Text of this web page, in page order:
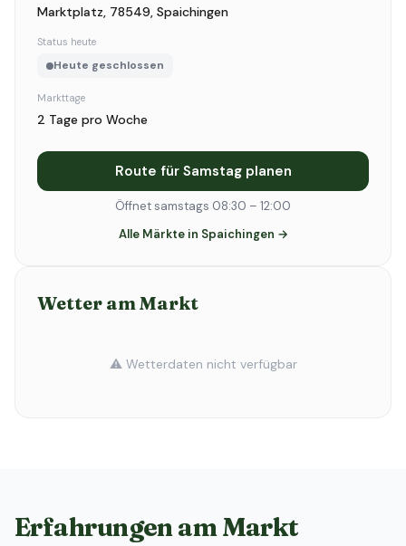
Marktplatz, 78549, Spaichingen
Status heute
Heute geschlossen
Markttage
2 Tage pro Woche
Route für Samstag planen
Öffnet samstags 08:30 – 12:00
Alle Märkte in Spaichingen →
Wetter am Markt
⚠️ Wetterdaten nicht verfügbar
Erfahrungen am Markt